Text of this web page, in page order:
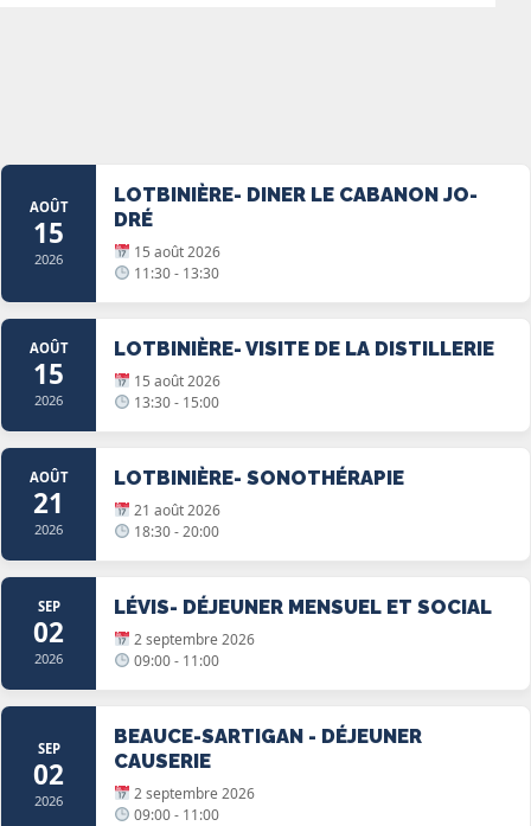
AOÛT
15
2026
LOTBINIÈRE- DINER LE CABANON JO-
DRÉ
15 août 2026
11:30 - 13:30
AOÛT
15
2026
LOTBINIÈRE- VISITE DE LA DISTILLERIE
15 août 2026
13:30 - 15:00
AOÛT
21
2026
LOTBINIÈRE- SONOTHÉRAPIE
21 août 2026
18:30 - 20:00
SEP
02
2026
LÉVIS- DÉJEUNER MENSUEL ET SOCIAL
2 septembre 2026
09:00 - 11:00
SEP
02
2026
BEAUCE-SARTIGAN - DÉJEUNER
CAUSERIE
2 septembre 2026
09:00 - 11:00